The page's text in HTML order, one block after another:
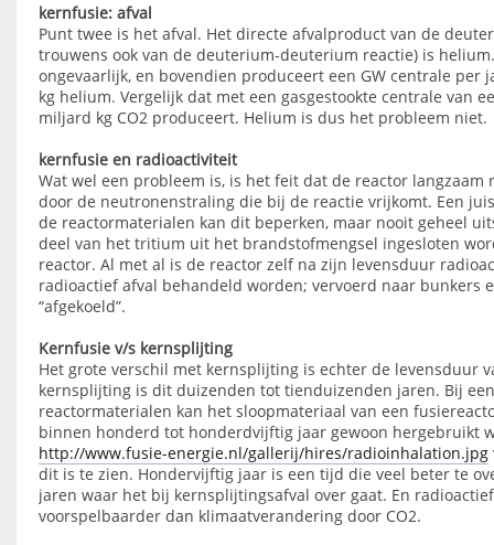
kernfusie: afval
Punt twee is het afval. Het directe afvalproduct van de
trouwens ook van de deuterium-deuterium reactie) is
ongevaarlijk, en bovendien produceert een GW centrale per
kg helium. Vergelijk dat met een gasgestookte centrale van
miljard kg CO2 produceert. Helium is dus het probleem niet.
kernfusie en radioactiviteit
Wat wel een probleem is, is het feit dat de reactor
door de neutronenstraling die bij de reactie vrijkomt. Een
de reactormaterialen kan dit beperken, maar nooit geheel
deel van het tritium uit het brandstofmengsel ingesloten
reactor. Al met al is de reactor zelf na zijn levensduur
radioactief afval behandeld worden; vervoerd naar bunkers
“afgekoeld”.
Kernfusie v/s kernsplijting
Het grote verschil met kernsplijting is echter de levensduur
kernsplijting is dit duizenden tot tienduizenden jaren. Bij
reactormaterialen kan het sloopmateriaal van een
binnen honderd tot honderdvijftig jaar gewoon hergebruikt
http://www.fusie-energie.nl/gallerij/hires/radioinhalation.jpg
dit is te zien. Hondervijftig jaar is een tijd die veel beter te
jaren waar het bij kernsplijtingsafval over gaat. En
voorspelbaarder dan klimaatverandering door CO2.